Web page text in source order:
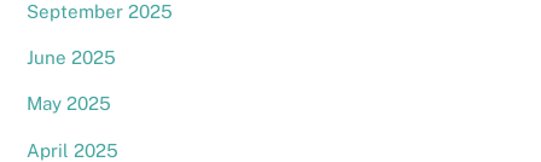
September 2025
June 2025
May 2025
April 2025